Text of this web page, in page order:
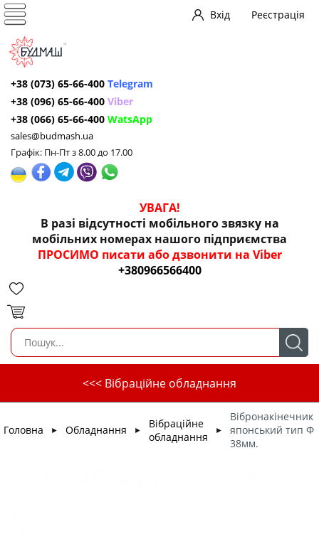
Вхід Реєстрація
+38 (073) 65-66-400 Telegram
+38 (096) 65-66-400 Viber
+38 (066) 65-66-400 WatsApp
sales@budmash.ua
Графік: Пн-Пт з 8.00 до 17.00
УВАГА!
В разі відсутності мобільного звязку на
мобільних номерах нашого підприємства
ПРОСИМО писати або дзвонити на Viber
+380966566400
<<< Вібраційне обладнання
Головна ► Обладнання ►
Вібраційне
обладнання
►
Вібронакінечник
японський тип Ф
38мм.